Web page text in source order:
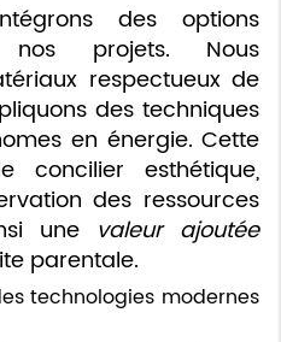
des options
nos projets. Nous
respectueux de
des techniques
en énergie. Cette
concilier esthétique,
des ressources
une valeur ajoutée
parentale.
technologies modernes